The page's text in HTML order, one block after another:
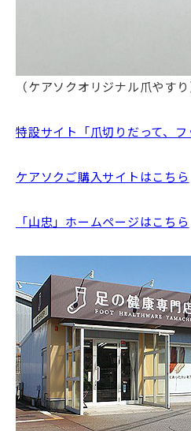
（ケアソクオリジナル爪やすり
特設サイト「爪切りだって、
ケアソクご購入サイトはこちら
「山忠」ホームページはこちら